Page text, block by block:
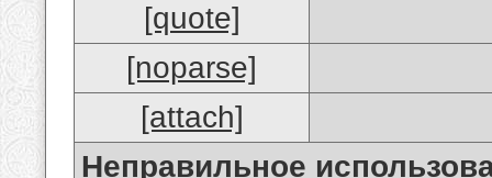
[quote]
[noparse]
[attach]
Неправильное